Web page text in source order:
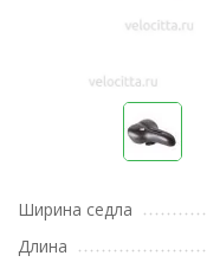
Ширина седла
Длина